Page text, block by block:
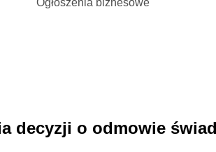
Ogłoszenia biznesowe
decyzji o odmowie